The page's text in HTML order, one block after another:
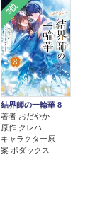
3位
結界師の一輪華 8
著者 おだやか
原作 クレハ
キャラクター原
案 ボダックス